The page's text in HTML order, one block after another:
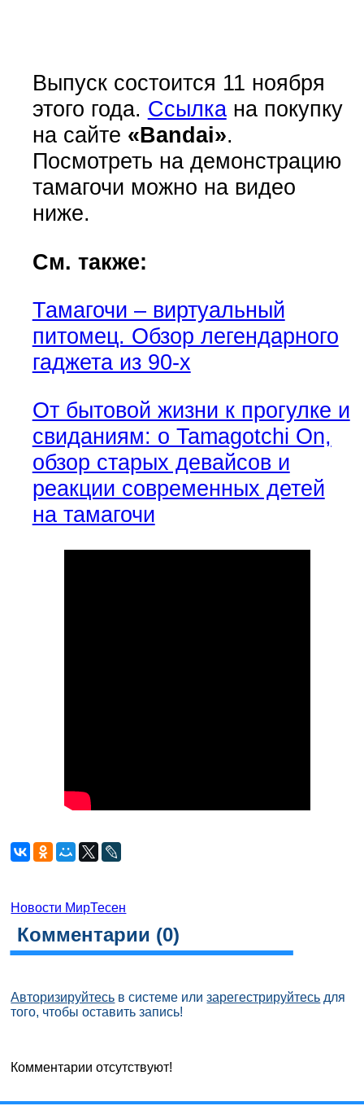
Выпуск состоится 11 ноября
этого года. Ссылкана покупку
на сайте «Bandai».
Посмотреть на демонстрацию
тамагочи можно на видео
ниже.
См. также:
Тамагочи – виртуальный
питомец. Обзор легендарного
гаджета из 90-х
От бытовой жизни к прогулке и
свиданиям: о Tamagotchi On,
обзор старых девайсов и
реакции современных детей
на тамагочи
Новости МирТесен
Комментарии (0)
Авторизируйтесь в системе илизарегестрируйтесь для
того, чтобы оставить запись!
Комментарии отсутствуют!